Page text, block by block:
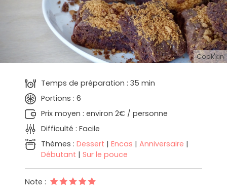
Cook'kin
Temps de préparation : 35 min
Portions : 6
Prix moyen : environ 2€ / personne
Difficulté : Facile
Thèmes : Dessert | Encas | Anniversaire |
Débutant | Sur le pouce
Note :